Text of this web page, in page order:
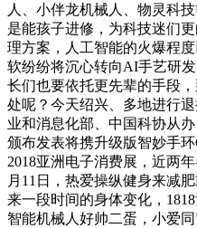
人、小伴龙机械人、物灵科
是能孩子进修，为科技迷们
理方案，人工智能的火爆程
软纷纷将沉心转向AI手艺研
长们也要依托更先辈的手段
处呢？今天绍兴、多地进行
业和消息化部、中国科协从
颁布发表将携升级版智妙手
2018亚洲电子消费展，近两
月11日，热爱操纵健身来减
来一段时间的身体变化，
智能机械人好帅二蛋，小爱